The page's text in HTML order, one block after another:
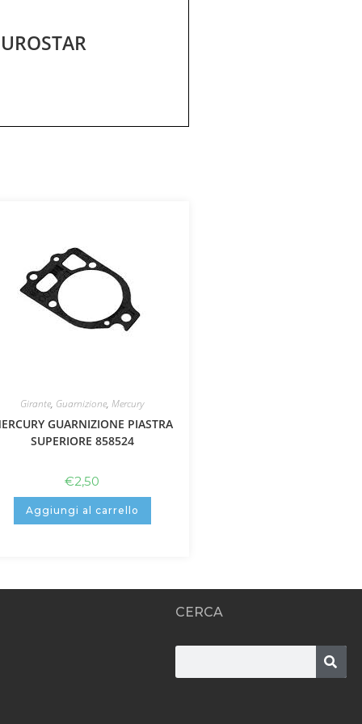
Girante, Guarnizione, Mercury
GUARNIZIONE PIASTRA
SUPERIORE 858524
€2,50
Aggiungi al carrello
CERCA